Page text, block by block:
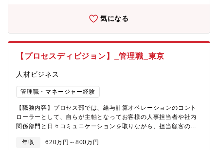
門と連携し、自社組織で成果を最大化させる仕組み作りに関わり
ます・将来的には道外の他拠点ともかかわりを持ちながら関与範
囲を広げていくことが可能です・適性やご希望に合わせて、複数
チームを統括するマネージャー、事業部全体を統括する責任者へ
のキャリアアップを目指せます。・また別サービスを扱う他事業
部への異動などキャリアチェンジの機会もございます。
生委員会/健康診断/ストレスチェック/インフルエンザ予防接
種 ・オフィス運用：受付/郵便対応/代表電話/オフィス備品管理/
オフィス契約管理 ※さらに人事制度・人事施策・人事考課など
の役割拡張も可能■経営管理部_人事労務機能（兼務含む）・マネ
ージャー1名・メンバー4名■経営管理グループ_人事労務機能の役
割当社は、SMSグループの戦略的価値を最大化する事業パートナ
ーとして、高い専門性とオペレーション遂行力を発揮し、グルー
プ全体の事業成長と競争力向上に貢献します。その中で人事労務
部門は、事業責任者および従業員の労働力向上とWell-beingを推
進することによって、その役割を果たします。 ※「労働力向
上」は当社事業に必要な労働力を意味し、労働人数×稼働時間×生
産性の各要素の増加・向上を図ります。 ※「Well-being」は従
業員が身体・精神・社会的に健康でいきいきと長期就業できてい
気になる
【プロセスディビジョン】_管理職_東京
人材ビジネス
管理職・マネージャー経験
【職務内容】プロセス部では、給与計算オペレーションのコント
ローラーとして、自らが主軸となってお客様の人事担当者や社内
関係部門と日々コミュニケーションを取りながら、担当顧客の毎
グ業界のリーディングカンパニーである当社だからこそ、絶対に
年収 620万円～800万円